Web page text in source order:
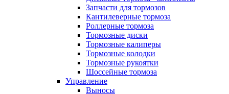
Запчасти для тормозов
Кантилеверные тормоза
Роллерные тормоза
Тормозные диски
Тормозные калиперы
Тормозные колодки
Тормозные рукоятки
Шоссейные тормоза
Управление
Выносы